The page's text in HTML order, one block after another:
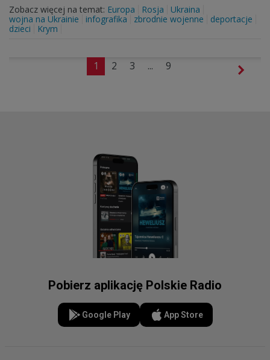
Zobacz więcej na temat: Europa Rosja
Ukraina
wojna na Ukrainie
infografika zbrodnie wojenne
deportacje
dzieci
Krym
1 2 3 ... 9
Pobierz aplikację Polskie Radio
Google Play App Store